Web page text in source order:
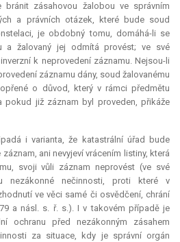
zásahovou žalobou ve správním
a právních otázek, které bude soud
je obdobný tomu, domáhá-li se
a žalovaný jej odmítá provést; ve své
k neprovedení záznamu. Nejsou-li
záznamu dány, soud žalovanému
o důvod, který v rámci předmětu
pokud již záznam byl proveden, přikáže
i varianta, že katastrální úřad bude
ani nevyjeví vrácením listiny, která
svoji vůli záznam neprovést (ve své
nezákonné nečinnosti, proti které v
ve věci samé či osvědčení, chrání
a násl. s. ř. s.). I v takovém případě je
ochranu před nezákonným zásahem
za situace, kdy je správní orgán